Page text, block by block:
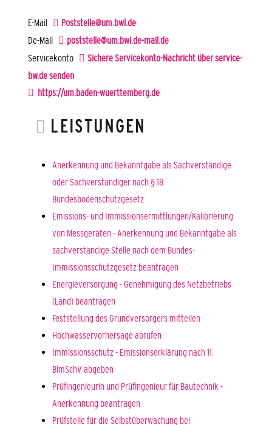
E-Mail
Poststelle@um.bwl.de
De-Mail
poststelle@um.bwl.de-mail.de
Servicekonto
Sichere Servicekonto-Nachricht über service-
bw.de senden
https://um.baden-wuerttemberg.de
LEISTUNGEN
Anerkennung und Bekanntgabe als Sachverständige
oder Sachverständiger nach § 18
Bundesbodenschutzgesetz
Emissions- und Immissionsermittlungen/Kalibrierung
von Messgeräten - Anerkennung und Bekanntgabe als
sachverständige Stelle nach dem Bundes-
Immissionsschutzgesetz beantragen
Energieversorgung - Genehmigung des Netzbetriebs
(Land) beantragen
Feststellung des Grundversorgers mitteilen
Hochwasservorhersage abrufen
Immissionsschutz - Emissionserklärung nach 11.
BlmSchV abgeben
Prüfingenieurin und Prüfingenieur für Bautechnik -
Anerkennung beantragen
Prüfstelle für die Selbstüberwachung bei